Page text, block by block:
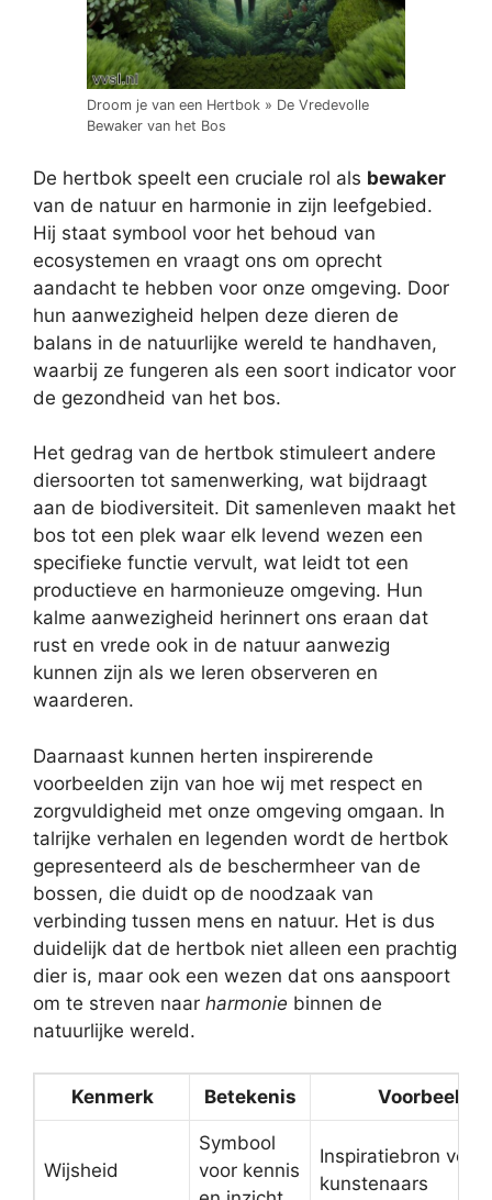
Droom je van een Hertbok » De Vredevolle
Bewaker van het Bos
De hertbok speelt een cruciale rol als bewaker
van de natuur en harmonie in zijn leefgebied.
Hij staat symbool voor het behoud van
ecosystemen en vraagt ons om oprecht
aandacht te hebben voor onze omgeving. Door
hun aanwezigheid helpen deze dieren de
balans in de natuurlijke wereld te handhaven,
waarbij ze fungeren als een soort indicator voor
de gezondheid van het bos.
Het gedrag van de hertbok stimuleert andere
diersoorten tot samenwerking, wat bijdraagt
aan de biodiversiteit. Dit samenleven maakt het
bos tot een plek waar elk levend wezen een
specifieke functie vervult, wat leidt tot een
productieve en harmonieuze omgeving. Hun
kalme aanwezigheid herinnert ons eraan dat
rust en vrede ook in de natuur aanwezig
kunnen zijn als we leren observeren en
waarderen.
Daarnaast kunnen herten inspirerende
voorbeelden zijn van hoe wij met respect en
zorgvuldigheid met onze omgeving omgaan. In
talrijke verhalen en legenden wordt de hertbok
gepresenteerd als de beschermheer van de
bossen, die duidt op de noodzaak van
verbinding tussen mens en natuur. Het is dus
duidelijk dat de hertbok niet alleen een prachtig
dier is, maar ook een wezen dat ons aanspoort
om te streven naar harmonie binnen de
natuurlijke wereld.
Kenmerk Betekenis Voorbeeld
Wijsheid
Symbool
voor kennis
Inspiratiebron voor
kunstenaars